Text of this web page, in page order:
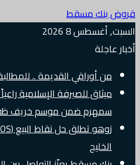
قروض بنك مسقط
السبت, أغسطس 8 2026
أخبار عاجلة
من أوراقي القديمة ..
ميثاق للصيرفة الإسلامية
سمهرم ضمن موسم خريف ظفار
الخليج